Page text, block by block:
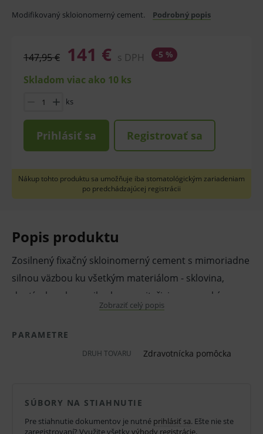
Modifikovaný skloionomerný cement. Podrobný popis
147,95 € 141 € s DPH -5 %
Skladom viac ako 10 ks
ks
Prihlásiť sa Registrovať sa
Nákup tohto produktu sa umožňuje iba stomatológickým zariadeniam
po predchádzajúcej registrácii
Popis produktu
Zosilnený fixačný skloinomerný cement s mimoriadne
silnou väzbou ku všetkým materiálom - sklovina,
dentín, kov, keramika, kompozit, živica, s vysokým
uvolňovaním fluóru, veľmi nízkou rozpustnosťou a
veľmi pevnou chemickou väzbou.
zdravotníckej pomôcky in vitro odporúčame poradu s
lekárom. Starostlivo si prečítajte informácie o výrobku
Zobraziť celý popis
PARAMETRE
DRUH TOVARU Zdravotnícka pomôcka
SÚBORY NA STIAHNUTIE
Pre stiahnutie dokumentov je nutné prihlásiť sa. Ešte nie ste
zaregistrovaní? Využite všetky výhody registrácie.